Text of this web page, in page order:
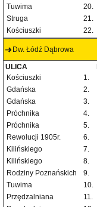
Tuwima
20.
Struga
21.
Kościuszki
22.
Dw. Łódź Dąbrowa
ULICA
Kościuszki
1.
Gdańska
2.
Gdańska
3.
Próchnika
4.
Próchnika
5.
Rewolucji 1905r.
6.
Kilińskiego
7.
Kilińskiego
8.
Rodziny Poznańskich
9.
Tuwima
10.
Przędzalniana
11.